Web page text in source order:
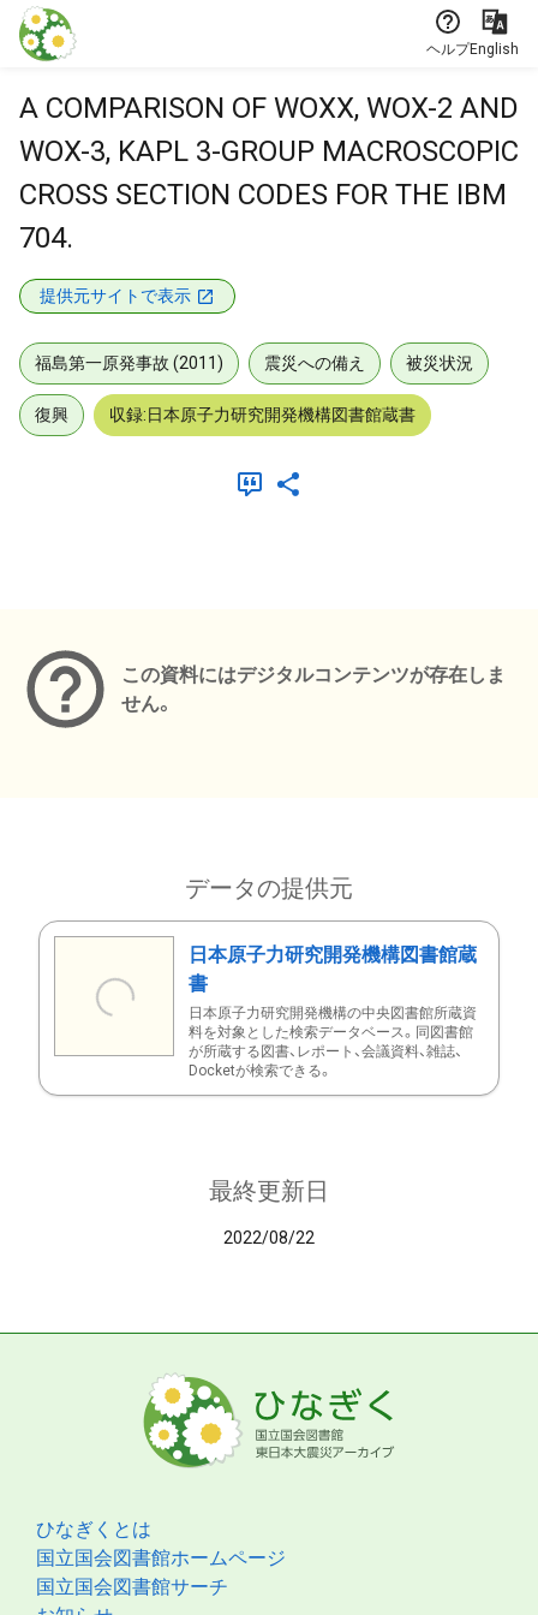
本文に飛ぶ
ヘルプEnglish
A COMPARISON OF WOXX, WOX-2 AND
WOX-3, KAPL 3-GROUP MACROSCOPIC
CROSS SECTION CODES FOR THE IBM
704.
提供元サイトで表示
福島第一原発事故 (2011) 震災への備え 被災状況
復興 収録:日本原子力研究開発機構図書館蔵書
この資料にはデジタルコンテンツが存在しま
せん。
データの提供元
日本原子力研究開発機構図書館蔵
書
日本原子力研究開発機構の中央図書館所蔵資
料を対象とした検索データベース。同図書館
が所蔵する図書、レポート、会議資料、雑誌、
Docketが検索できる。
最終更新日
2022/08/22
ひなぎくとは
国立国会図書館ホームページ
国立国会図書館サーチ